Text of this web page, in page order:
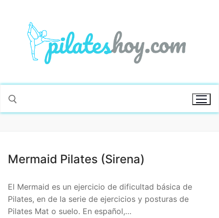
Mermaid Pilates (Sirena)
El Mermaid es un ejercicio de dificultad básica de
Pilates, en de la serie de ejercicios y posturas de
Pilates Mat o suelo. En español,…